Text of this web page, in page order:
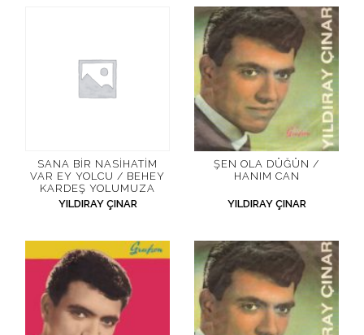
SANA BIR NASIHATIM
VAR EY YOLCU / BEHEY
KARDEŞ YOLUMUZA
YILDIRAY ÇINAR
ŞEN OLA DÜĞÜN /
HANIM CAN
YILDIRAY ÇINAR